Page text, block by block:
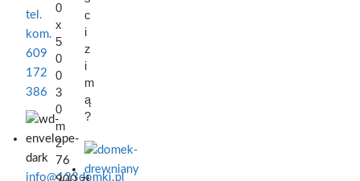
tel.
kom.
609
172
386
info@123domki.pl
0
x
5
0
0
3
0
m
2
76
c
i
z
i
m
ą
?